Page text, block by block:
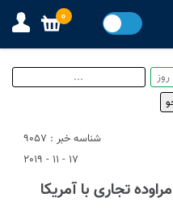
شناسه خبر : 9057
17 - 11 - 2019
تجاری با آمریکا
0